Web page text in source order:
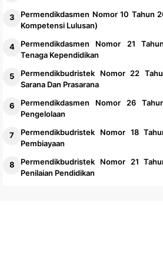
Permendikdasmen Nomor 10 Tahun
Kompetensi Lulusan)
Permendikdasmen Nomor 21
Tenaga Kependidikan
Permendikbudristek Nomor 22
Sarana Dan Prasarana
Permendikdasmen Nomor 26
Pengelolaan
Permendikbudristek Nomor 18
Pembiayaan
Permendikbudristek Nomor 21
Penilaian Pendidikan